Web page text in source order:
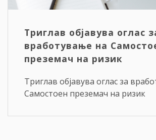
Триглав објавува оглас
вработување на
преземач на ризик
Триглав објавува оглас за
Самостоен преземач на ризик